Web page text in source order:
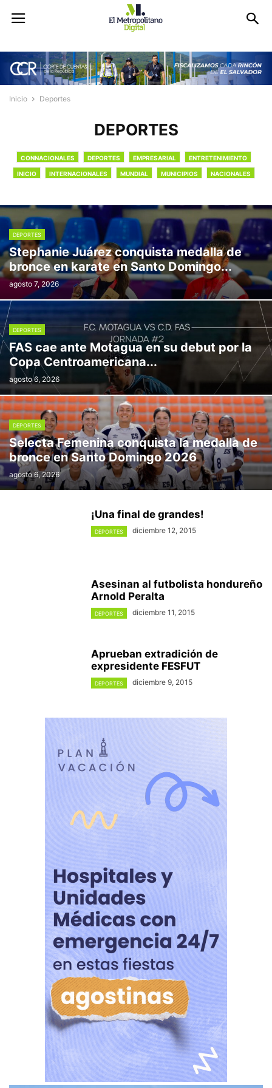
Inicio Deportes
DEPORTES
CONNACIONALES DEPORTES EMPRESARIAL ENTRETENIMIENTO
INICIO INTERNACIONALES MUNDIAL MUNICIPIOS NACIONALES
DEPORTES
Stephanie Juárez conquista medalla de
bronce en karate en Santo Domingo...
agosto 7, 2026
DEPORTES
FAS cae ante Motagua en su debut por la
Copa Centroamericana...
agosto 6, 2026
DEPORTES
Selecta Femenina conquista la medalla de
bronce en Santo Domingo 2026
agosto 6, 2026
¡Una final de grandes!
DEPORTES diciembre 12, 2015
Asesinan al futbolista hondureño
Arnold Peralta
DEPORTES diciembre 11, 2015
Aprueban extradición de
expresidente FESFUT
DEPORTES diciembre 9, 2015